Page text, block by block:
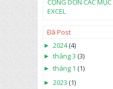
CỘNG DỒN CÁC
EXCEL
Đã Post
► 2024(4)
► tháng 3 (3)
► tháng 1 (1)
► 2023 (1)